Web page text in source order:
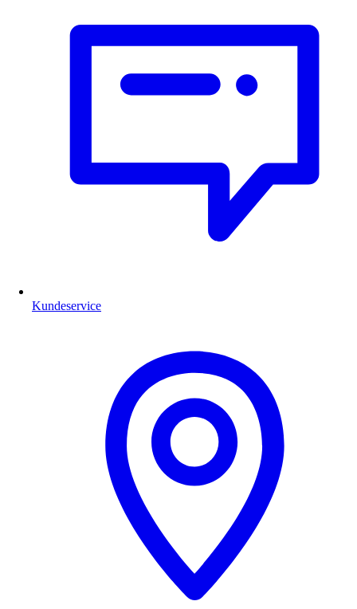
Kundeservice